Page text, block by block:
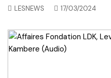
LESNEWS 17/03/2024